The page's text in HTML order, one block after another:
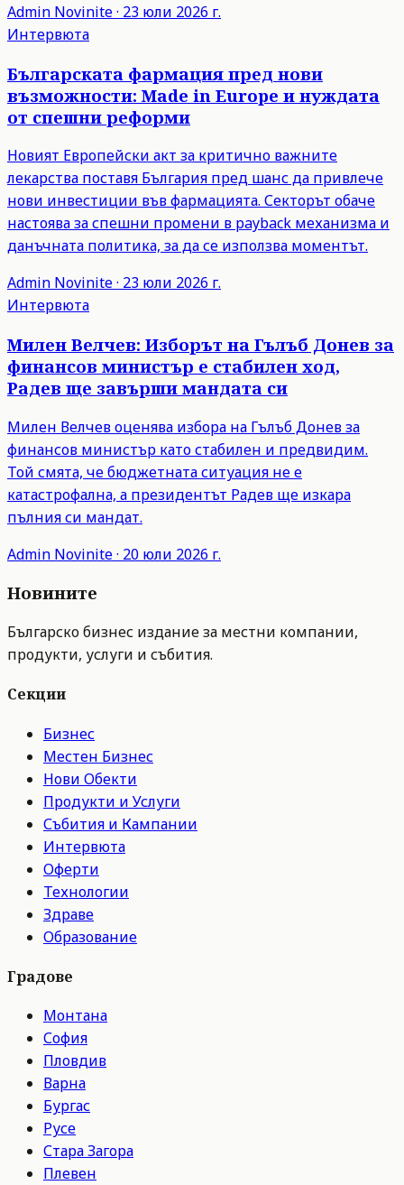
Admin Novinite· 23 юли 2026 г.
Интервюта
Българската фармация пред нови
възможности: Made in Europe и нуждата
от спешни реформи
Новият Европейски акт за критично важните
лекарства поставя България пред шанс да привлече
нови инвестиции във фармацията. Секторът обаче
настоява за спешни промени в payback механизма и
данъчната политика, за да се използва моментът.
Admin Novinite· 23 юли 2026 г.
Интервюта
Милен Велчев: Изборът на Гълъб Донев за
финансов министър е стабилен ход,
Радев ще завърши мандата си
Милен Велчев оценява избора на Гълъб Донев за
финансов министър като стабилен и предвидим.
Той смята, че бюджетната ситуация не е
катастрофална, а президентът Радев ще изкара
пълния си мандат.
Admin Novinite· 20 юли 2026 г.
Новините
Българско бизнес издание за местни компании,
продукти, услуги и събития.
Секции
Бизнес
Местен Бизнес
Нови Обекти
Продукти и Услуги
Събития и Кампании
Интервюта
Оферти
Технологии
Здраве
Образование
Градове
Монтана
София
Пловдив
Варна
Бургас
Русе
Стара Загора
Плевен